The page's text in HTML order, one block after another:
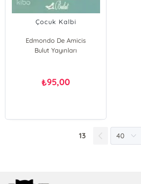
Çocuk Kalbi
Edmondo De Amicis
Bulut Yayınları
₺95,00
13